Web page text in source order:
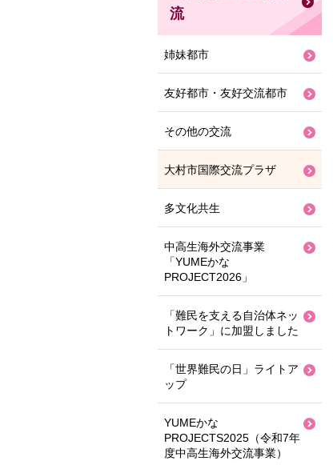
流
姉妹都市
友好都市・友好交流都市
その他の交流
大村市国際交流プラザ
多文化共生
中高生海外交流事業
「YUMEかな
PROJECT2026」
「難民を支える自治体ネッ
トワーク」に加盟しました
「世界難民の日」ライトア
ップ
YUMEかな
PROJECTS2025（令和7年
度中高生海外交流事業）